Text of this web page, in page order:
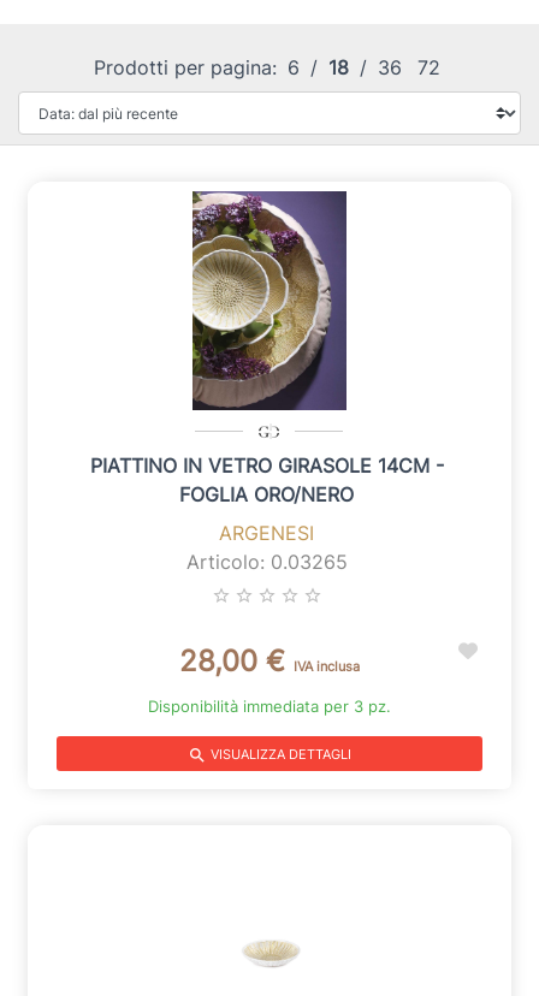
Prodotti per pagina: 6 / 18 / 36 72
PIATTINO IN VETRO GIRASOLE 14CM -
FOGLIA ORO/NERO
ARGENESI
Articolo: 0.03265
star_border star_border star_border star_border star_border
28,00 € IVA inclusa
Disponibilità immediata per 3 pz.
search VISUALIZZA DETTAGLI